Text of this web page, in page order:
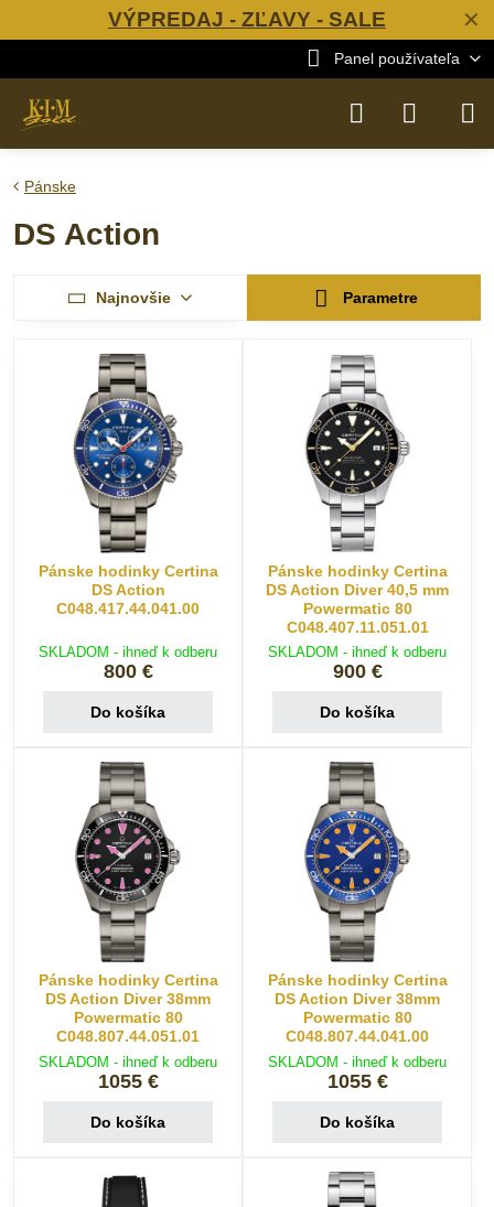
✕
VÝPREDAJ - ZĽAVY - SALE
Panel používateľa
Pánske
DS Action
Najnovšie Parametre
Pánske hodinky Certina
DS Action
C048.417.44.041.00
SKLADOM - ihneď k odberu
800 €
Do košíka
Pánske hodinky Certina
DS Action Diver 40,5 mm
Powermatic 80
C048.407.11.051.01
SKLADOM - ihneď k odberu
900 €
Do košíka
Pánske hodinky Certina
DS Action Diver 38mm
Powermatic 80
C048.807.44.051.01
SKLADOM - ihneď k odberu
1055 €
Do košíka
Pánske hodinky Certina
DS Action Diver 38mm
Powermatic 80
C048.807.44.041.00
SKLADOM - ihneď k odberu
1055 €
Do košíka